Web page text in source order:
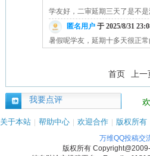
学友好，二审延期三天了是不
匿名用户 于 2025/8/31
暑假呢学友，延期十多天很正
首页 上一
我要点评
关于本站 | 帮助中心 | 欢迎合作 | 版权所有
万维QQ投稿交
版权所有